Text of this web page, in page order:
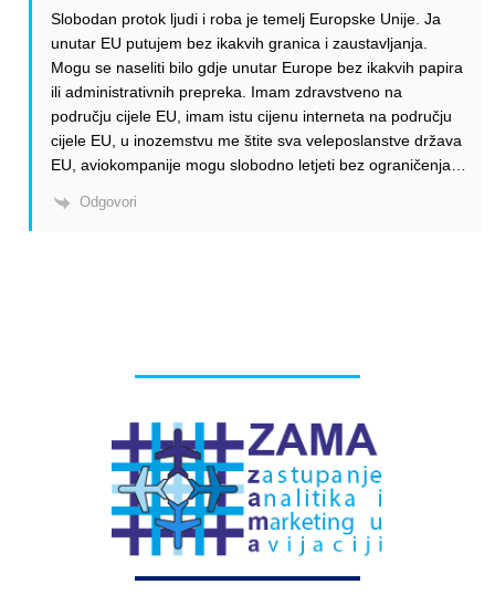
Slobodan protok ljudi i roba je temelj Europske Unije. Ja
unutar EU putujem bez ikakvih granica i zaustavljanja.
Mogu se naseliti bilo gdje unutar Europe bez ikakvih papira
ili administrativnih prepreka. Imam zdravstveno na
području cijele EU, imam istu cijenu interneta na području
cijele EU, u inozemstvu me štite sva veleposlanstve država
EU, aviokompanije mogu slobodno letjeti bez ograničenja…
Odgovori